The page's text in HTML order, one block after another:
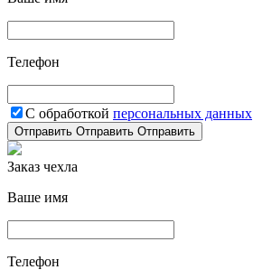
Телефон
С обработкой персональных данных
Отправить Отправить Отправить
Заказ чехла
Ваше имя
Телефон